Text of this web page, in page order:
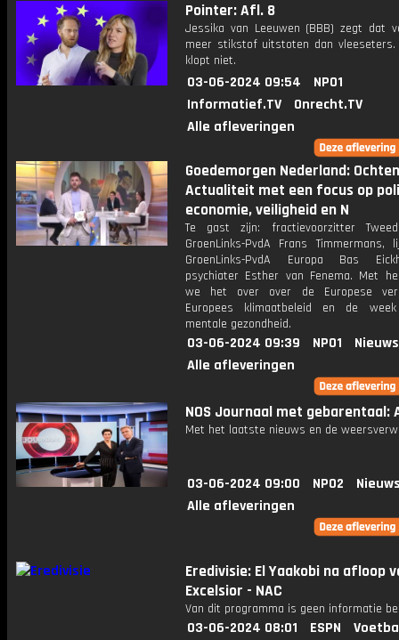
Pointer: Afl. 8
Jessika van Leeuwen (BBB) zegt dat
meer stikstof uitstoten dan vleeseters.
klopt niet.
03-06-2024 09:54
NPO1
Informatief.TV
Onrecht.TV
Alle afleveringen
Goedemorgen Nederland:
Actualiteit met een focus op
economie, veiligheid en N
Te gast zijn: fractievoorzitter
GroenLinks-PvdA Frans Timmermans,
GroenLinks-PvdA Europa Bas
psychiater Esther van Fenema. Met
we het over over de Europese
Europees klimaatbeleid en de
mentale gezondheid.
03-06-2024 09:39 NPO1
Alle afleveringen
NOS Journaal met gebarentaal:
Met het laatste nieuws en de
03-06-2024 09:00 NPO2
Alle afleveringen
Eredivisie: El Yaakobi na afloop
Excelsior - NAC
Van dit programma is geen informatie
03-06-2024 08:01 ESPN